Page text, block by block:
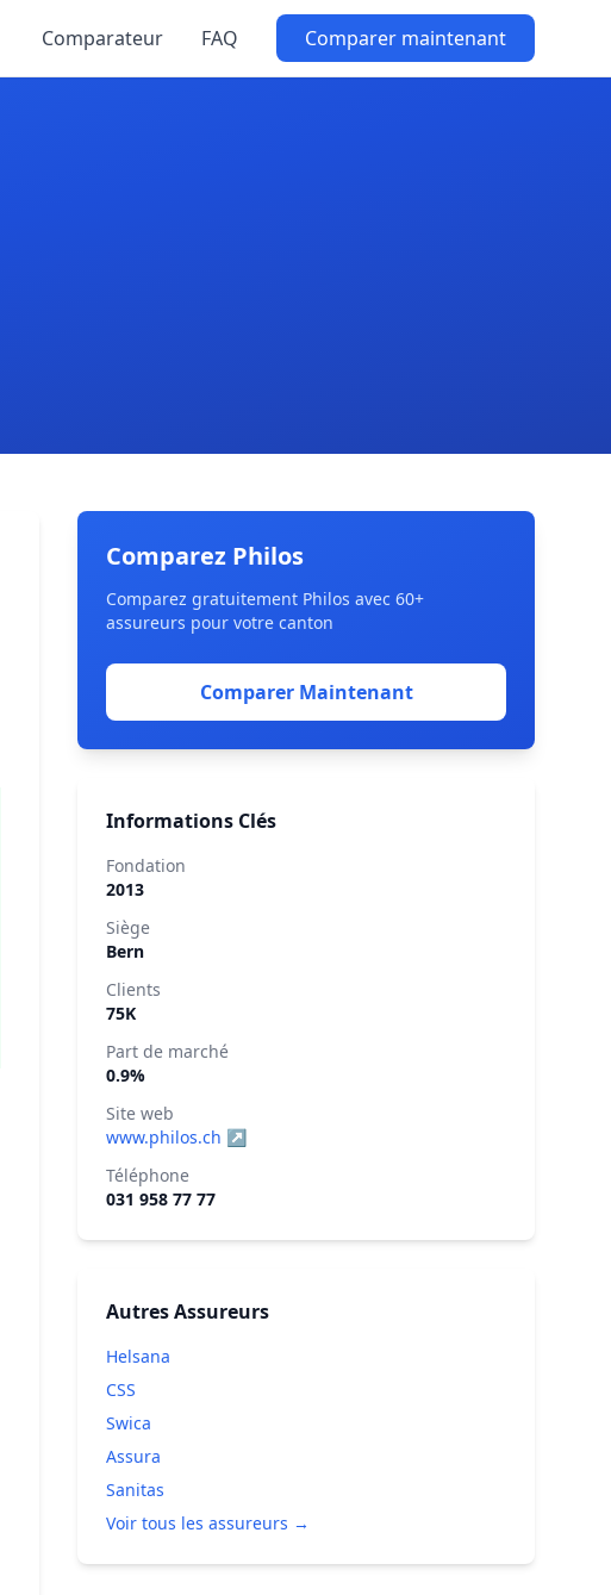
Comparateur FAQ Comparer maintenant
Comparez Philos
Comparez gratuitement Philos avec 60+
assureurs pour votre canton
Comparer Maintenant
Informations Clés
Fondation
2013
Siège
Bern
Clients
75K
Part de marché
0.9%
Site web
www.philos.ch ↗
Téléphone
031 958 77 77
Autres Assureurs
Helsana
CSS
Swica
Assura
Sanitas
Voir tous les assureurs →